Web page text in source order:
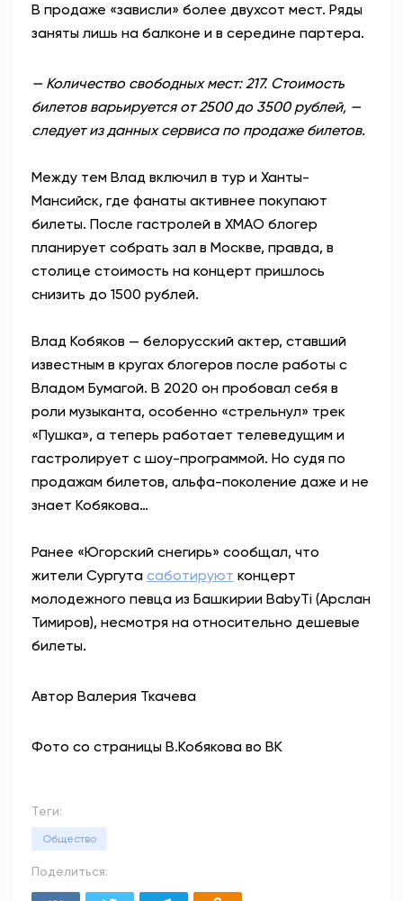
В продаже «зависли» более двухсот мест. Ряды
заняты лишь на балконе и в середине партера.
— Количество свободных мест: 217. Стоимость
билетов варьируется от 2500 до 3500 рублей, —
следует из данных сервиса по продаже билетов.
Между тем Влад включил в тур и Ханты-
Мансийск, где фанаты активнее покупают
билеты. После гастролей в ХМАО блогер
планирует собрать зал в Москве, правда, в
столице стоимость на концерт пришлось
снизить до 1500 рублей.
Влад Кобяков — белорусский актер, ставший
известным в кругах блогеров после работы с
Владом Бумагой. В 2020 он пробовал себя в
роли музыканта, особенно «стрельнул» трек
«Пушка», а теперь работает телеведущим и
гастролирует с шоу-программой. Но судя по
продажам билетов, альфа-поколение даже и не
знает Кобякова…
Ранее «Югорский снегирь» сообщал, что
жители Сургута саботируют концерт
молодежного певца из Башкирии BabyTi (Арслан
Тимиров), несмотря на относительно дешевые
билеты.
Автор Валерия Ткачева
Фото со страницы В.Кобякова во ВК
Теги:
Общество
Поделиться: